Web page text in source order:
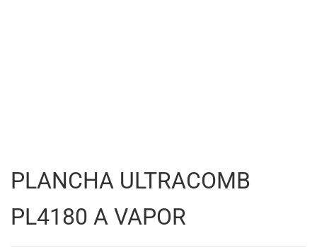
PLANCHA ULTRACOMB
PL4180 A VAPOR